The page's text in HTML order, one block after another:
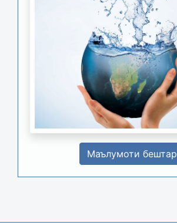
Маълумоти бештар